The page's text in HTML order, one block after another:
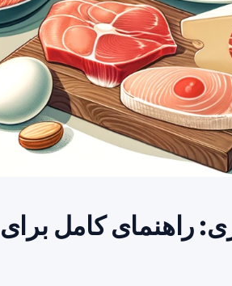
راهنمای کامل